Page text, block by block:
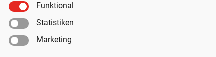
Funktional
Statistiken
Marketing
Kühlung: Knapp 15.000 Autos